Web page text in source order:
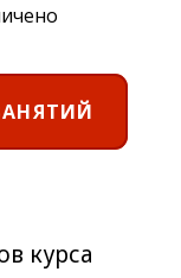
курса